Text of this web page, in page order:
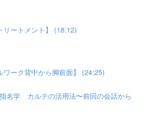
リートメント】 (18:12)
ワーク背中から脚前面】 (24:25)
名学 カルテの活用法〜前回の会話から